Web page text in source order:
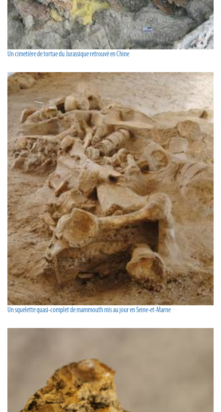
Un cimetière de tortue du Jurassique retrouvé en Chine
Un squelette quasi-complet de mammouth mis au jour en Seine-et-Marne